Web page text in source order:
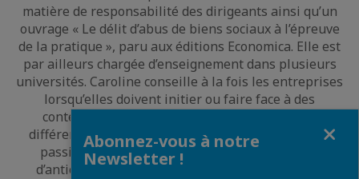
matière de responsabilité des dirigeants ainsi qu’un
ouvrage « Le délit d’abus de biens sociaux à l’épreuve
de la pratique », paru aux éditions Economica. Elle est
par ailleurs chargée d’enseignement dans plusieurs
universités. Caroline conseille à la fois les entreprises
lorsqu’elles doivent initier ou faire face à des
contentieux, les associés lorsqu’émergent des
différends entre eux ou à l’occasion de garantie de
passifs, et les dirigeants d’entreprise soucieux
d’anticiper ou bien de gérer leur responsabilité.
Abonnez-vous à notre
Newsletter !